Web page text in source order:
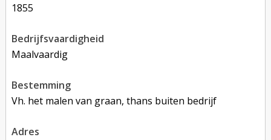
1855
bedrijfsvaardigheid
Maalvaardig
bestemming
Vh. het malen van graan, thans buiten bedrijf
adres